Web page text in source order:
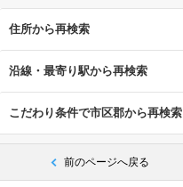
住所から再検索
沿線・最寄り駅から再検索
こだわり条件で市区郡から再検索
前のページへ戻る